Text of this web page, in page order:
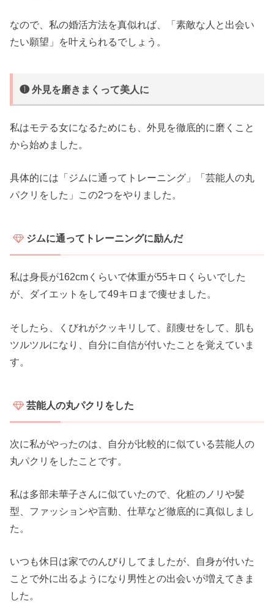
なので、私の婚活方法を真似れば、「素敵な人と出会い
たい願望」を叶えられるでしょう。
❶ 外見を磨きまくって美人に
私はモテる女になるためにも、外見を徹底的に磨くこと
から始めました。
具体的には「ジムに通ってトレーニング」「芸能人の丸
パクリをした」この2つをやりました。
ジムに通ってトレーニングに励んだ
私は身長が162cmくらいで体重が55キロくらいでした
が、ダイエットをして49キロまで痩せました。
そしたら、くびれがクッキリして、顔痩せをして、肌も
ツルツルになり、自分に自信が付いたことを覚えていま
す。
芸能人の丸パクリをした
次に私がやったのは、自分が比較的に似ている芸能人の
丸パクリをしたことです。
私は多部未華子さんに似ていたので、化粧のノリや髪
型、ファッションや言動、仕草など徹底的に真似しまし
た。
いつも休日は家でのんびりしてましたが、自身が付いた
ことで外に出るようになり男性との出会いが増えてきま
した。